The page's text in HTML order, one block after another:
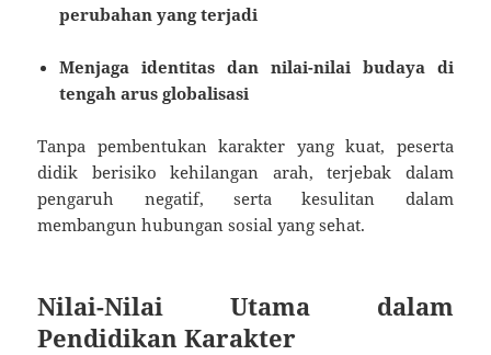
perubahan yang terjadi
Menjaga identitas dan nilai-nilai budaya di
tengah arus globalisasi
Tanpa pembentukan karakter yang kuat, peserta
didik berisiko kehilangan arah, terjebak dalam
pengaruh negatif, serta kesulitan dalam
membangun hubungan sosial yang sehat.
Nilai-Nilai Utama dalam
Pendidikan Karakter